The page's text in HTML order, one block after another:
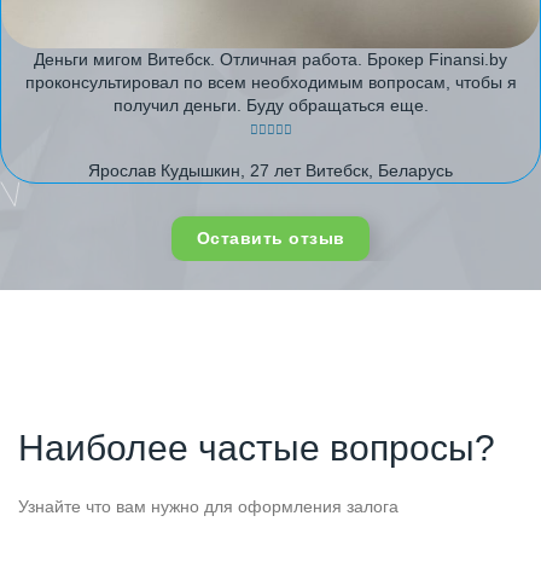
Деньги мигом Витебск. Отличная работа. Брокер Finansi.by
проконсультировал по всем необходимым вопросам, чтобы я
получил деньги. Буду обращаться еще.
Ярослав Кудышкин, 27 лет Витебск, Беларусь
Оставить отзыв
Наиболее частые вопросы?
Узнайте что вам нужно для оформления залога